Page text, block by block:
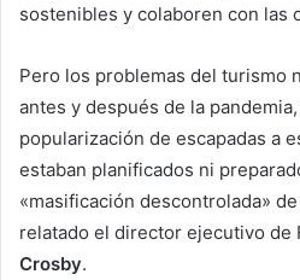
sostenibles y colaboren con las
Pero los problemas del turismo
antes y después de la
popularización de escapadas a
estaban planificados ni
«masificación descontrolada»
relatado el director ejecutivo de
Crosby.